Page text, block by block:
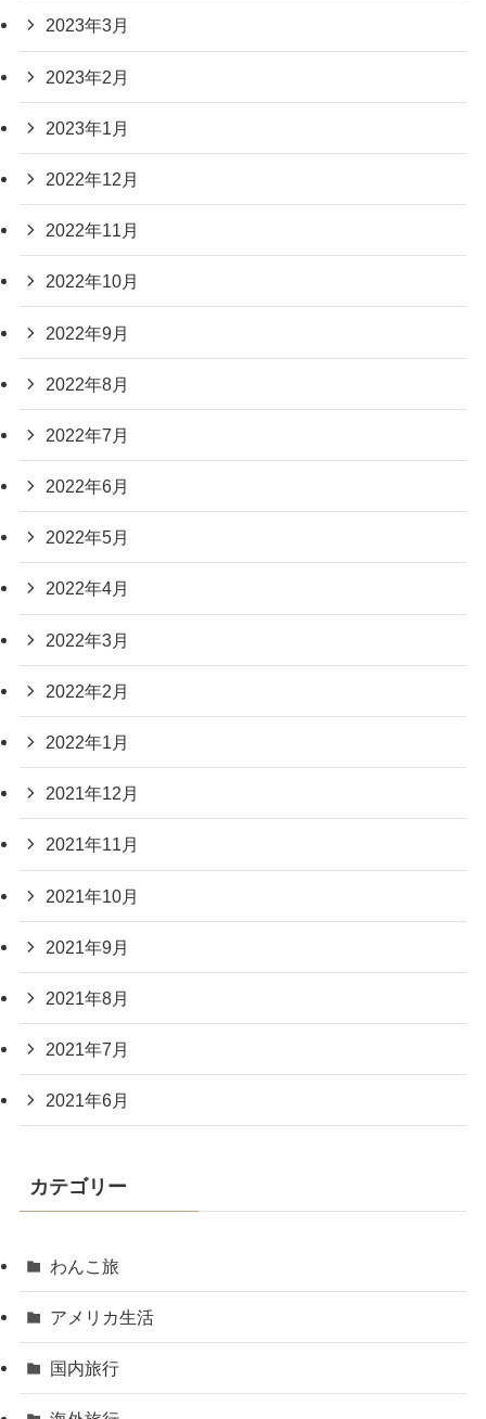
2023年3月
2023年2月
2023年1月
2022年12月
2022年11月
2022年10月
2022年9月
2022年8月
2022年7月
2022年6月
2022年5月
2022年4月
2022年3月
2022年2月
2022年1月
2021年12月
2021年11月
2021年10月
2021年9月
2021年8月
2021年7月
2021年6月
カテゴリー
わんこ旅
アメリカ生活
国内旅行